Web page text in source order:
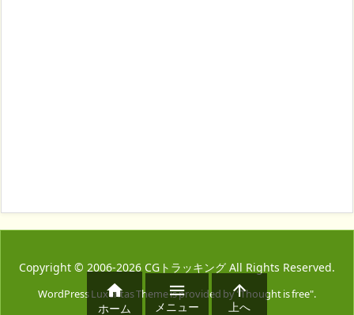
Copyright © 2006-2026 CGトラッキング All Rights Reserved.
WordPress Luxeritas Theme is provided by "Thought is free".

ホーム

メニュー

上へ